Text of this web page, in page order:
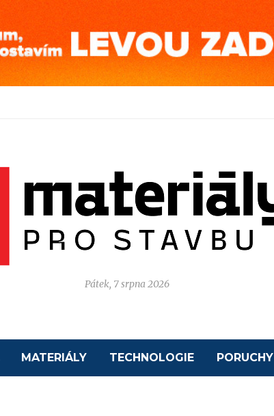
Pátek, 7 srpna 2026
MATERIÁLY TECHNOLOGIE PORUCHY